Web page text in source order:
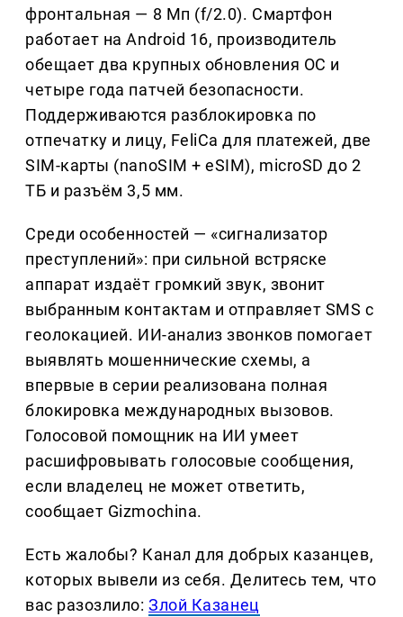
фронтальная — 8 Мп (f/2.0). Смартфон
работает на Android 16, производитель
обещает два крупных обновления ОС и
четыре года патчей безопасности.
Поддерживаются разблокировка по
отпечатку и лицу, FeliCa для платежей, две
SIM-карты (nanoSIM + eSIM), microSD до 2
ТБ и разъём 3,5 мм.
Среди особенностей — «сигнализатор
преступлений»: при сильной встряске
аппарат издаёт громкий звук, звонит
выбранным контактам и отправляет SMS с
геолокацией. ИИ-анализ звонков помогает
выявлять мошеннические схемы, а
впервые в серии реализована полная
блокировка международных вызовов.
Голосовой помощник на ИИ умеет
расшифровывать голосовые сообщения,
если владелец не может ответить,
сообщает Gizmochina.
Есть жалобы? Канал для добрых казанцев,
которых вывели из себя. Делитеcь тем, что
вас разозлило:Злой Казанец